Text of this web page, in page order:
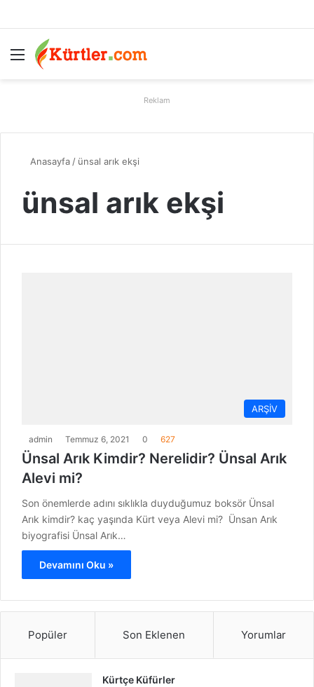
Menü
Reklam
Anasayfa / ünsal arık ekşi
ünsal arık ekşi
ARŞİV
admin Temmuz 6, 2021 0 627
Ünsal Arık Kimdir? Nerelidir? Ünsal Arık
Alevi mi?
Son önemlerde adını sıklıkla duyduğumuz boksör Ünsal
Arık kimdir? kaç yaşında Kürt veya Alevi mi? Ünsan Arık
biyografisi Ünsal Arık…
Devamını Oku »
Popüler Son Eklenen Yorumlar
Kürtçe Küfürler